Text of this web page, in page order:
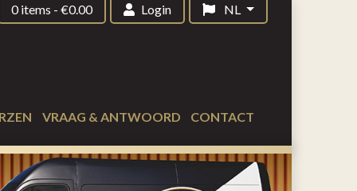
0 items -€0.00 Login NL
VRAAG & ANTWOORD CONTACT